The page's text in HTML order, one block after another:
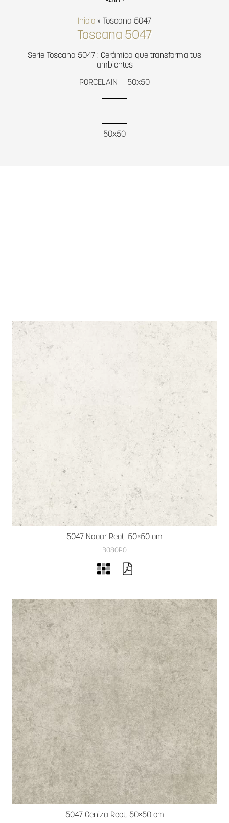
Inicio » Toscana 5047
Toscana 5047
Serie Toscana 5047 : Cerámica que transforma tus
ambientes
PORCELAIN 50x50
50x50
5047 Nacar Rect. 50×50 cm
B080PO
5047 Ceniza Rect. 50×50 cm